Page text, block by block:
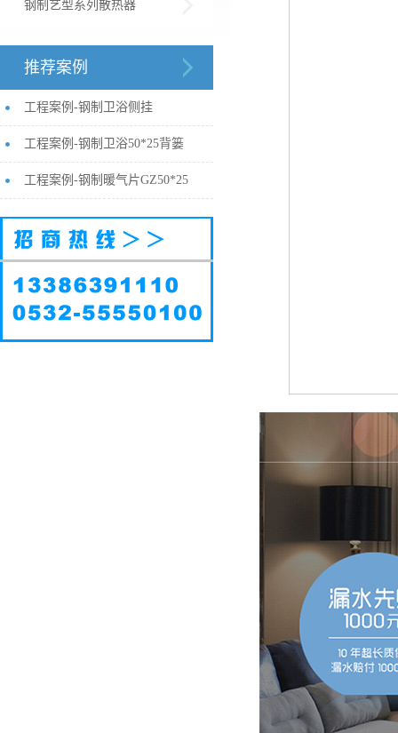
钢制艺型系列散热器
推荐案例
工程案例-钢制卫浴侧挂
工程案例-钢制卫浴50*25背篓
工程案例-钢制暖气片GZ50*25